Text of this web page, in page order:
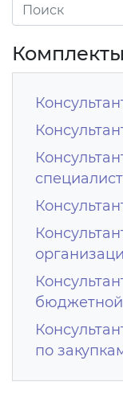
по